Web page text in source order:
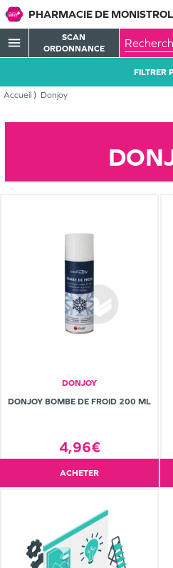
PHARMACIE DE
menu
SCAN
ORDONNANCE
Accueil Donjoy
FILTRER
DONJOY
DONJOY BOMBE DE FROID 200 ML
4,96€
ACHETER